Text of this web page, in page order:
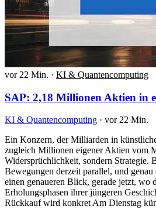
vor 22 Min. · KI & Quantencomputing
SAP: 2,18 Millionen Aktien in
KI & Quantencomputing · vor 22 Min.
Ein Konzern, der Milliarden in
zugleich Millionen eigener Aktien vom
Widersprüchlichkeit, sondern Strategie.
Bewegungen derzeit parallel, und
einen genaueren Blick, gerade jetzt, wo
Erholungsphasen ihrer jüngeren
Rückkauf wird konkret Am Dienstag